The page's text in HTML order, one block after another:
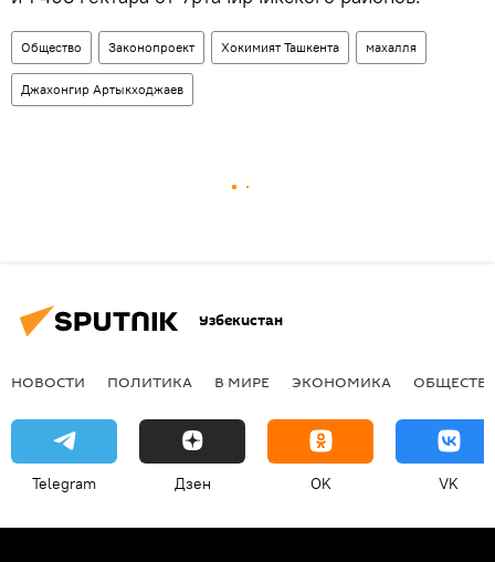
Общество Законопроект Хокимият Ташкента махалля
Джахонгир Артыкходжаев
Узбекистан
НОВОСТИ ПОЛИТИКА В МИРЕ ЭКОНОМИКА
Telegram Дзен OK VK